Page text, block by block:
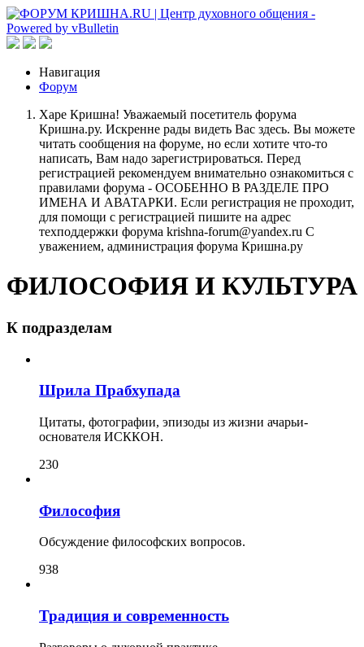
Навигация
Форум
Харе Кришна! Уважаемый посетитель форума
Кришна.ру. Искренне рады видеть Вас здесь. Вы можете
читать сообщения на форуме, но если хотите что-то
написать, Вам надо зарегистрироваться. Перед
регистрацией рекомендуем внимательно ознакомиться с
правилами форума - ОСОБЕННО В РАЗДЕЛЕ ПРО
ИМЕНА И АВАТАРКИ. Если регистрация не проходит,
для помощи с регистрацией пишите на адрес
техподдержки форума krishna-forum@yandex.ru С
уважением, администрация форума Кришна.ру
ФИЛОСОФИЯ И КУЛЬТУРА
К подразделам
Шрила Прабхупада
Цитаты, фотографии, эпизоды из жизни ачарьи-
основателя ИСККОН.
230
Философия
Обсуждение философских вопросов.
938
Традиция и современность